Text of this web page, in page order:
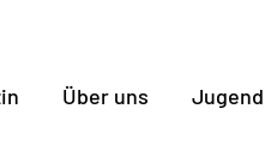
Über uns Jugend